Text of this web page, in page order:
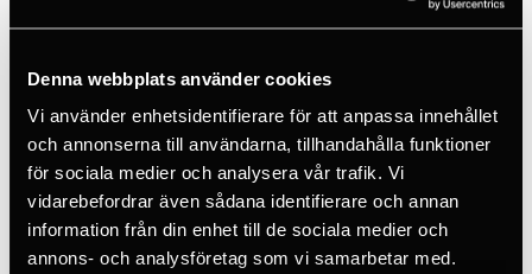
Denna webbplats använder cookies
Vi använder enhetsidentifierare för att anpassa innehållet
och annonserna till användarna, tillhandahålla funktioner
för sociala medier och analysera vår trafik. Vi
vidarebefordrar även sådana identifierare och annan
information från din enhet till de sociala medier och
annons- och analysföretag som vi samarbetar med.
Logga in
Kundtjänst
Varumärken
Om oss
Hem
Produkter
Pannlampor och ficklampor
Tillbehör Pannlampor
Battery 106 Wh